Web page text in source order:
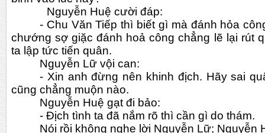
Nguyễn Huệ cười đáp:
- Chu Văn Tiếp thì biết gì mà đánh hỏa
chướng sợ giặc đánh hoả công chẳng lẽ lại rút
ta lập tức tiến quân.
Nguyễn Lữ vội can:
- Xin anh đừng nên khinh địch. Hãy sai
cũng chẳng muộn nào.
Nguyễn Huệ gạt đi bảo:
- Địch tình ta đã nắm rõ thì cần gì do thám.
Nói rồi không nghe lời Nguyễn Lữ; Nguyễn